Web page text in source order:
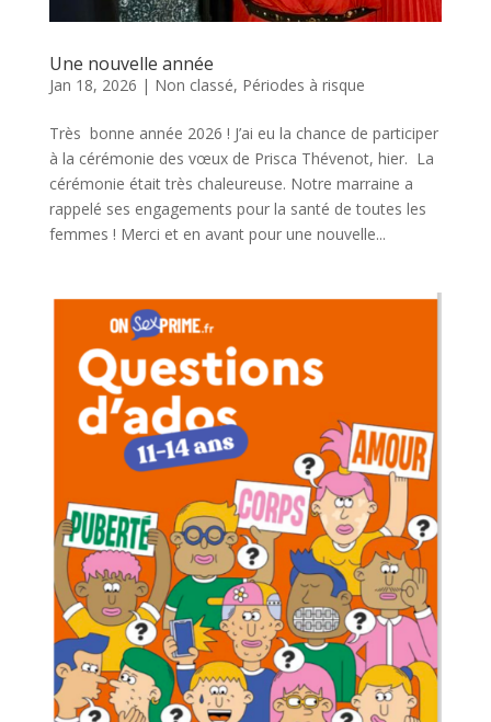
Une nouvelle année
Jan 18, 2026 | Non classé, Périodes à risque
Très bonne année 2026 ! J’ai eu la chance de participer
à la cérémonie des vœux de Prisca Thévenot, hier. La
cérémonie était très chaleureuse. Notre marraine a
rappelé ses engagements pour la santé de toutes les
femmes ! Merci et en avant pour une nouvelle...